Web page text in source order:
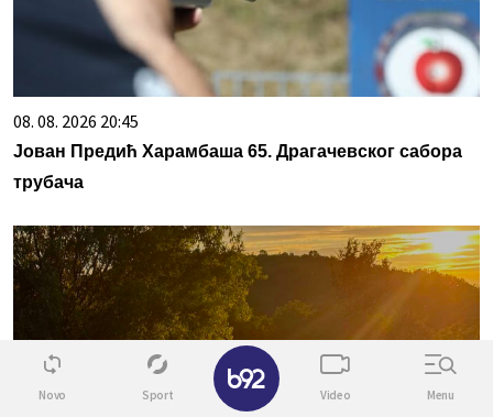
08. 08. 2026 20:45
Јован Предић Харамбаша 65. Драгачевског сабора
трубача
Novo Sport Video Menu
✕